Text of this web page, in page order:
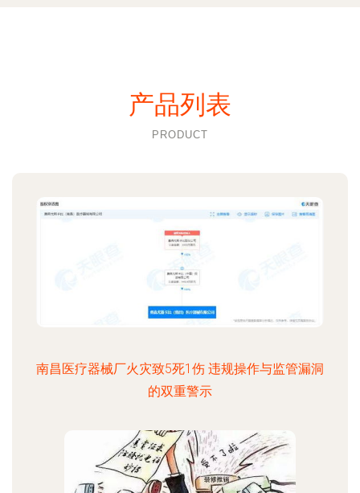
产品列表
PRODUCT
南昌医疗器械厂火灾致5死1伤 违规操作与监管漏洞
的双重警示